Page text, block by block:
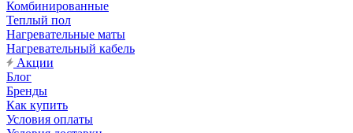
Комбинированные
Теплый пол
Нагревательные маты
Нагревательный кабель
Акции
Блог
Бренды
Как купить
Условия оплаты